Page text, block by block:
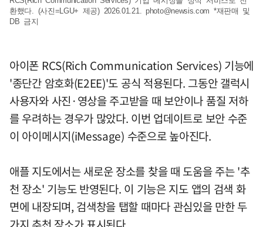
환했다. (사진=LGU+ 제공) 2026.01.21. photo@newsis.com *재판매 및
DB 금지
아이폰 RCS(Rich Communication Services) 기능에
'종단간 암호화(E2EE)'도 공식 적용된다. 그동안 갤럭시
사용자와 사진·영상을 주고받을 때 보안이나 품질 저하
를 우려하는 경우가 많았다. 이번 업데이트로 보안 수준
이 아이메시지(iMessage) 수준으로 높아진다.
애플 지도에서는 새로운 장소를 찾을 때 도움을 주는 '추
천 장소' 기능도 반영된다. 이 기능은 지도 앱의 검색 화
면에 내장되며, 검색창을 탭할 때마다 관심있을 만한 두